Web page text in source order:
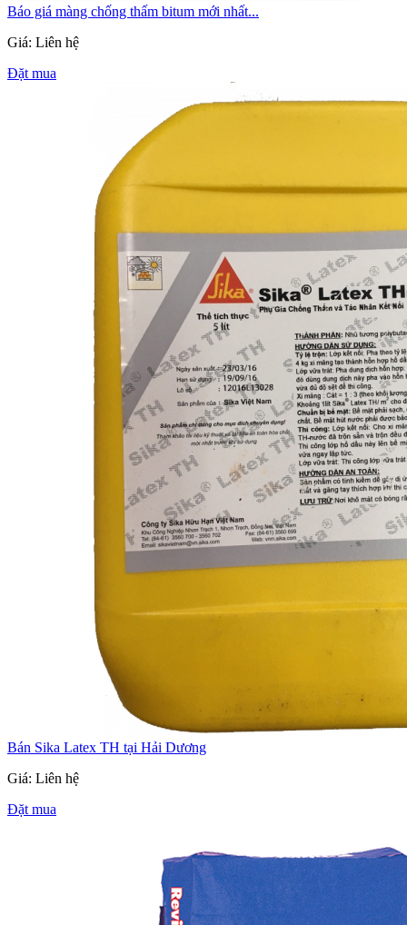
Báo giá màng chống thấm bitum mới nhất...
Giá: Liên hệ
Đặt mua
Bán Sika Latex TH tại Hải Dương
Giá: Liên hệ
Đặt mua